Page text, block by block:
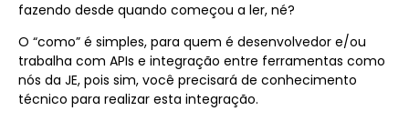
fazendo desde quando começou a ler, né?
O “como” é simples, para quem é desenvolvedor e/ou
trabalha com APIs e integração entre ferramentas como
nós da JE, pois sim, você precisará de conhecimento
técnico para realizar esta integração.